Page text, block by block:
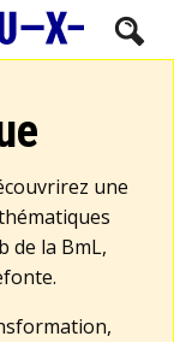
une
de la BmL,